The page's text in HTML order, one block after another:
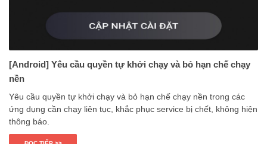
[Android] Yêu cầu quyền tự khởi chạy và bỏ hạn chế chạy
nền
Yêu cầu quyền tự khởi chạy và bỏ hạn chế chạy nền trong các
ứng dụng cần chạy liên tục, khắc phục service bị chết, không hiện
thông báo.